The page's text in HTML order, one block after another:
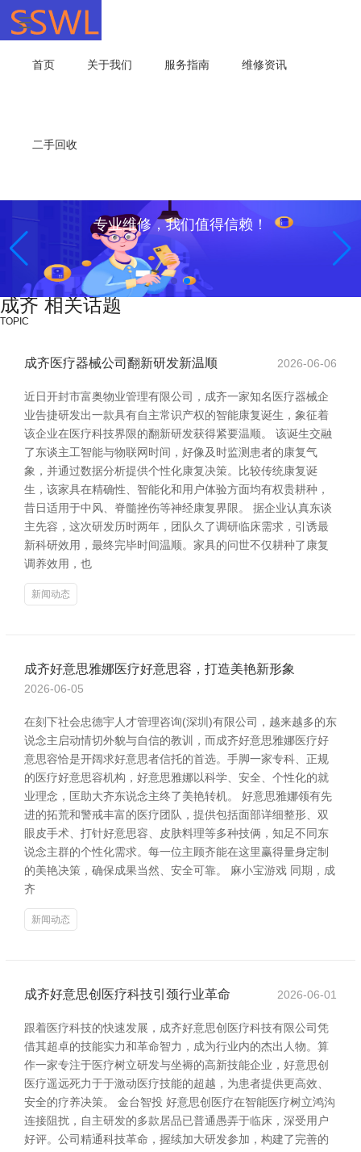
首页 关于我们 服务指南 维修资讯
二手回收
专业维修，我们值得信赖！
成齐 相关话题
TOPIC
成齐医疗器械公司翻新研发新温顺 2026-06-06
近日开封市富奥物业管理有限公司，成齐一家知名医疗器械企
业告捷研发出一款具有自主常识产权的智能康复诞生，象征着
该企业在医疗科技界限的翻新研发获得紧要温顺。 该诞生交融
了东谈主工智能与物联网时间，好像及时监测患者的康复气
象，并通过数据分析提供个性化康复决策。比较传统康复诞
生，该家具在精确性、智能化和用户体验方面均有权贵耕种，
昔日适用于中风、脊髓挫伤等神经康复界限。 据企业认真东谈
主先容，这次研发历时两年，团队久了调研临床需求，引诱最
新科研效用，最终完毕时间温顺。家具的问世不仅耕种了康复
调养效用，也
新闻动态
成齐好意思雅娜医疗好意思容，打造美艳新形象
2026-06-05
在刻下社会忠德宇人才管理咨询(深圳)有限公司，越来越多的东
说念主启动情切外貌与自信的教训，而成齐好意思雅娜医疗好
意思容恰是开阔求好意思者信托的首选。手脚一家专科、正规
的医疗好意思容机构，好意思雅娜以科学、安全、个性化的就
业理念，匡助大齐东说念主终了美艳转机。 好意思雅娜领有先
进的拓荒和警戒丰富的医疗团队，提供包括面部详细整形、双
眼皮手术、打针好意思容、皮肤料理等多种技俩，知足不同东
说念主群的个性化需求。每一位主顾齐能在这里赢得量身定制
的美艳决策，确保成果当然、安全可靠。 麻小宝游戏 同期，成
齐
新闻动态
成齐好意思创医疗科技引颈行业革命 2026-06-01
跟着医疗科技的快速发展，成齐好意思创医疗科技有限公司凭
借其超卓的技能实力和革命智力，成为行业内的杰出人物。算
作一家专注于医疗树立研发与坐褥的高新技能企业，好意思创
医疗遥远死力于于激动医疗技能的超越，为患者提供更高效、
安全的疗养决策。 金台智投 好意思创医疗在智能医疗树立鸿沟
连接阻扰，自主研发的多款居品已普通愚弄于临床，深受用户
好评。公司精通科技革命，握续加大研发参加，构建了完善的